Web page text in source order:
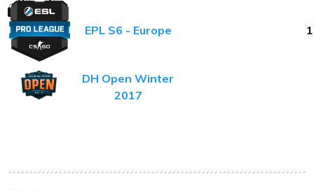
EPL S6 - Europe
DH Open Winter
2017